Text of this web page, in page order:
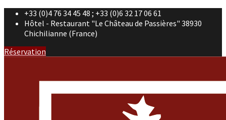
+33 (0)4 76 34 45 48 ; +33 (0)6 32 17 06 61
Hôtel - Restaurant "Le Château de Passières" 38930
Chichilianne (France)
Réservation